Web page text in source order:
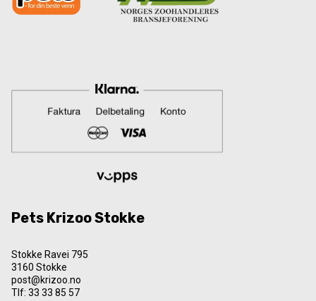
Pets Krizoo Stokke
Stokke Ravei 795
3160 Stokke
post@krizoo.no
Tlf: 33 33 85 57